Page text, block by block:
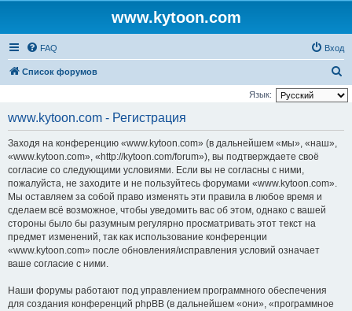
www.kytoon.com
FAQ Вход
Список форумов
о
Язык:
www.kytoon.com - Регистрация
Заходя на конференцию «www.kytoon.com» (в дальнейшем «мы», «наш»,
«www.kytoon.com», «http://kytoon.com/forum»), вы подтверждаете своё
согласие со следующими условиями. Если вы не согласны с ними,
пожалуйста, не заходите и не пользуйтесь форумами «www.kytoon.com».
Мы оставляем за собой право изменять эти правила в любое время и
сделаем всё возможное, чтобы уведомить вас об этом, однако с вашей
стороны было бы разумным регулярно просматривать этот текст на
предмет изменений, так как использование конференции
«www.kytoon.com» после обновления/исправления условий означает
ваше согласие с ними.
Наши форумы работают под управлением программного обеспечения
для создания конференций phpBB (в дальнейшем «они», «программное